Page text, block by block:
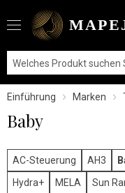
Einführung Marken
Baby
AC-Steuerung AH3
Hydra+
MELA Sun